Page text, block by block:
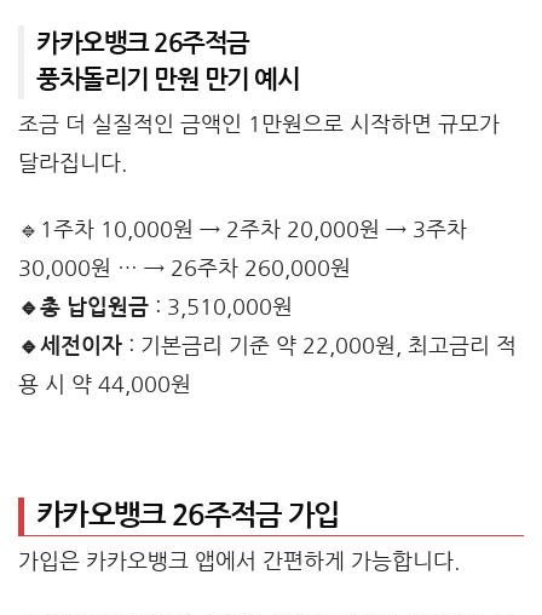
카카오뱅크 26주적금
풍차돌리기 만원 만기 예시
조금 더 실질적인 금액인 1만원으로 시작하면 규모가
달라집니다.
🔹1주차 10,000원 → 2주차 20,000원 → 3주차
30,000원 … → 26주차 260,000원
🔹총 납입원금 : 3,510,000원
🔹세전이자 : 기본금리 기준 약 22,000원, 최고금리 적
용 시 약 44,000원
카카오뱅크 26주적금 가입
가입은 카카오뱅크 앱에서 간편하게 가능합니다.